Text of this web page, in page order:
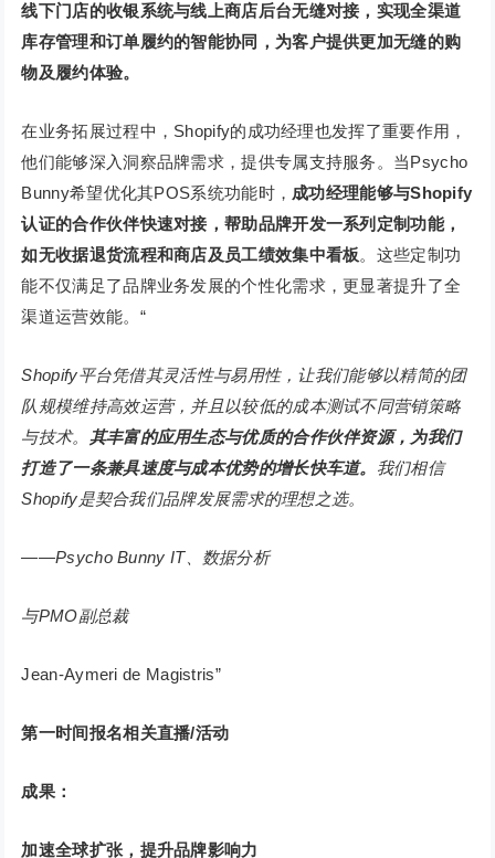
线下门店的收银系统与线上商店后台无缝对接，实现全渠道
库存管理和订单履约的智能协同，为客户提供更加无缝的购
物及履约体验。
在业务拓展过程中，Shopify的成功经理也发挥了重要作用，
他们能够深入洞察品牌需求，提供专属支持服务。当Psycho
Bunny希望优化其POS系统功能时， 成功经理能够与Shopify
认证的合作伙伴快速对接，帮助品牌开发一系列定制功能，
如无收据退货流程和商店及员工绩效集中看板。这些定制功
能不仅满足了品牌业务发展的个性化需求，更显著提升了全
渠道运营效能。“
Shopify平台凭借其灵活性与易用性，让我们能够以精简的团
队规模维持高效运营，并且以较低的成本测试不同营销策略
与技术。 其丰富的应用生态与优质的合作伙伴资源，为我们
打造了一条兼具速度与成本优势的增长快车道。 我们相信
Shopify是契合我们品牌发展需求的理想之选。
——Psycho Bunny IT、数据分析
与PMO副总裁
Jean-Aymeri de Magistris”
第一时间报名相关直播/活动
成果：
加速全球扩张，提升品牌影响力